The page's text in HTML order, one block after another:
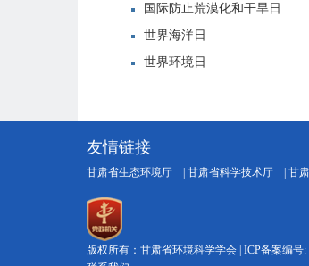
国际防止荒漠化和干旱日
世界海洋日
世界环境日
友情链接
甘肃省生态环境厅 | 甘肃省科学技术厅 | 甘
版权所有：甘肃省环境科学学会 | ICP备案编号: